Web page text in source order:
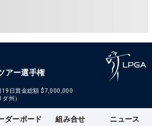
アー選手権
19日賞金総額 $7,000,000
州）
ダーボード 組み合せ ニュース